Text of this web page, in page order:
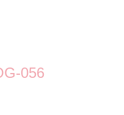
056